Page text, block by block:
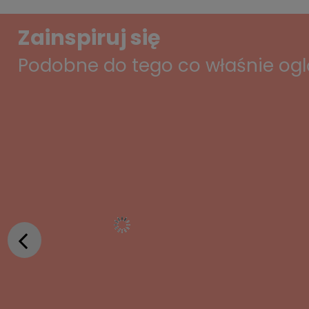
Zainspiruj się
Podobne do tego co właśnie